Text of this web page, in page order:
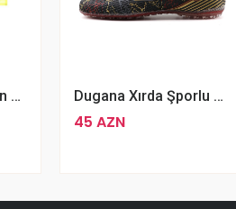
Təlimləri Üçün Uyğun 2 Ədəd Magideal Futbol Hakimi Bayrağı Futbol Dugana Xırda Şporlu Halı Saha Idman Ayaqqabısı Butsi
45 AZN